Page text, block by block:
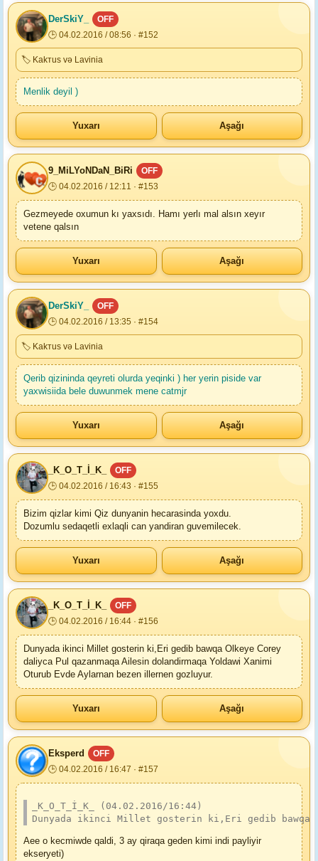
DerSkiY_
OFF
🕒 04.02.2016 / 08:56 · #152
🏷 Kakтus və Lavinia
Menlik deyil )
Yuxarı Aşağı
9_MiLYoNDaN_BiRi
OFF
🕒 04.02.2016 / 12:11 · #153
Gezmeyede oxumun kı yaxsıdı. Hamı yerlı mal alsın xeyır
vetene qalsın
Yuxarı Aşağı
DerSkiY_
OFF
🕒 04.02.2016 / 13:35 · #154
🏷 Kakтus və Lavinia
Qerib qizininda qeyreti olurda yeqinki ) her yerin piside var
yaxwisiida bele duwunmek mene catmjr
Yuxarı Aşağı
_K_O_T_İ_K_
OFF
🕒 04.02.2016 / 16:43 · #155
Bizim qizlar kimi Qiz dunyanin hecarasinda yoxdu.
Dozumlu sedaqetli exlaqli can yandiran guvemilecek.
Yuxarı Aşağı
_K_O_T_İ_K_
OFF
🕒 04.02.2016 / 16:44 · #156
Dunyada ikinci Millet gosterin ki,Eri gedib bawqa Olkeye Corey
daliyca Pul qazanmaqa Ailesin dolandirmaqa Yoldawi Xanimi
Oturub Evde Aylarnan bezen illernen gozluyur.
Yuxarı Aşağı
Eksperd
OFF
🕒 04.02.2016 / 16:47 · #157
_K_O_T_İ_K_ (04.02.2016/16:44)
Dunyada ikinci Millet gosterin ki,Eri gedib bawqa
Aee o kecmiwde qaldi, 3 ay qiraqa geden kimi indi payliyir
ekseryeti)